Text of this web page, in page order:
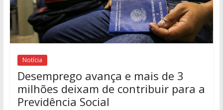
Notícia
Desemprego avança e mais de 3
milhões deixam de contribuir para a
Previdência Social